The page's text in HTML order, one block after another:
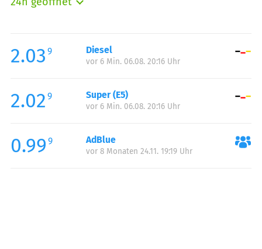
Mittwoch:
00:00-24:00
Donnerstag:
Samstag:
00:00-24:00
Sonntag:
2.03 9 Diesel
vor 6 Min. 06.08. 20:16 Uhr
2.02 9 Super (E5)
vor 6 Min. 06.08. 20:16 Uhr
0.99 9 AdBlue
vor 8 Monaten 24.11. 19:19 Uhr